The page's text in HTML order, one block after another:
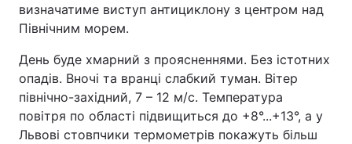
визначатиме виступ антициклону з центром над
Північним морем.
День буде хмарний з проясненнями. Без істотних
опадів. Вночі та вранці слабкий туман. Вітер
північно-західний, 7 – 12 м/с. Температура
повітря по області підвищиться до +8°...+13°, а у
Львові стовпчики термометрів покажуть більш